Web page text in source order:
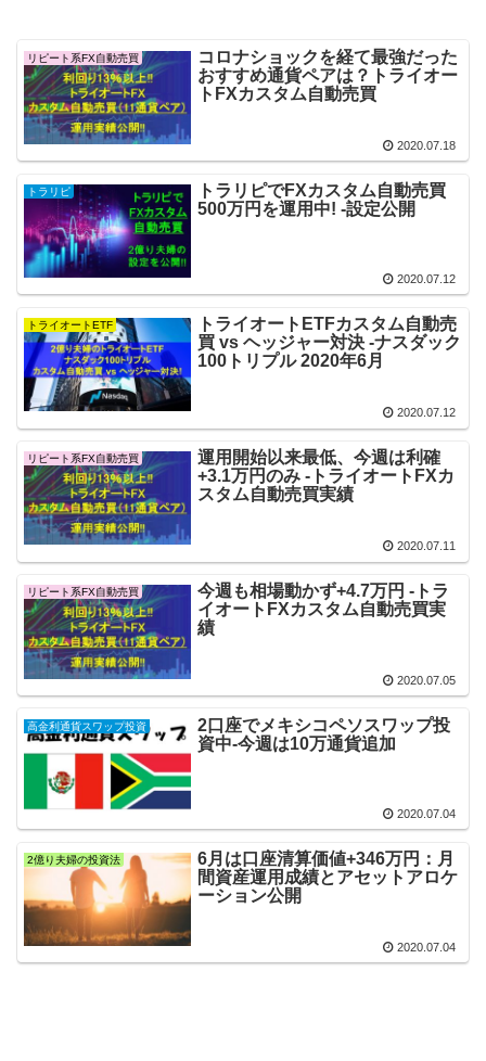
リピート系FX自動売買
コロナショックを経て最強だった
おすすめ通貨ペアは？トライオー
トFXカスタム自動売買
2020.07.18
トラリピ
トラリピでFXカスタム自動売買
500万円を運用中! -設定公開
2020.07.12
トライオートETF
トライオートETFカスタム自動売
買 vs ヘッジャー対決 -ナスダック
100トリプル 2020年6月
2020.07.12
リピート系FX自動売買
運用開始以来最低、今週は利確
+3.1万円のみ -トライオートFXカ
スタム自動売買実績
2020.07.11
リピート系FX自動売買
今週も相場動かず+4.7万円 -トラ
イオートFXカスタム自動売買実
績
2020.07.05
高金利通貨スワップ投資
2口座でメキシコペソスワップ投
資中-今週は10万通貨追加
2020.07.04
2億り夫婦の投資法
6月は口座清算価値+346万円：月
間資産運用成績とアセットアロケ
ーション公開
2020.07.04